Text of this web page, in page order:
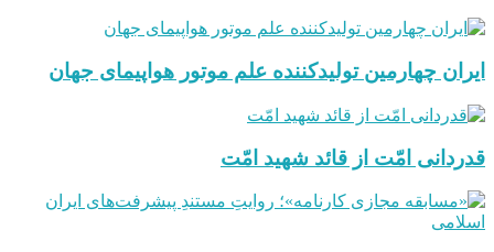
ایران چهارمین تولیدکننده علم موتور هواپیمای جهان
قدردانی امّت از قائد شهید امّت